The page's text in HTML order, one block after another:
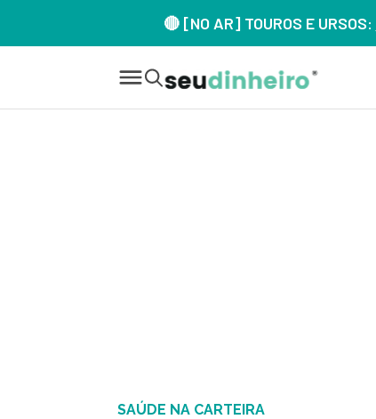
🔴 [NO AR] TOUROS E URSOS:
SAÚDE NA CARTEIRA